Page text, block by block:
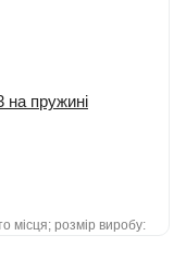
на пружині
місця; розмір виробу: